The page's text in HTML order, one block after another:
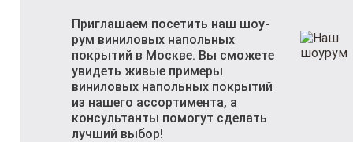
Приглашаем посетить наш шоу-
рум виниловых напольных
покрытий в Москве. Вы сможете
увидеть живые примеры
виниловых напольных покрытий
из нашего ассортимента, а
консультанты помогут сделать
лучший выбор!